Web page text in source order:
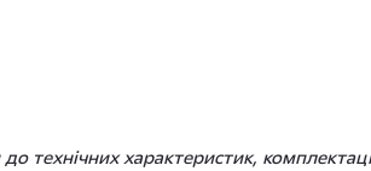
характеристик,